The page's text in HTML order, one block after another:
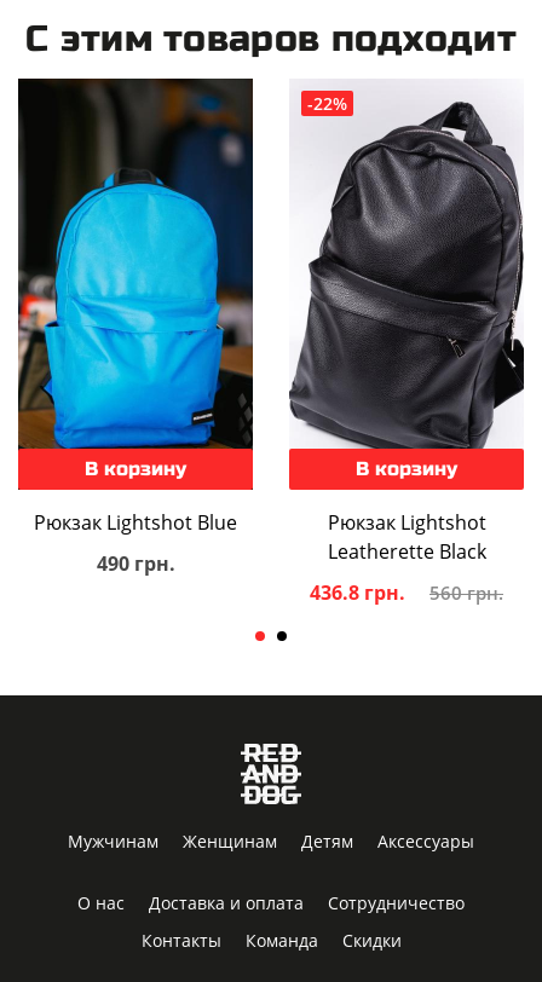
С этим товаров подходит
В корзину
Рюкзак Lightshot Blue
490 грн.
-22%
В корзину
Рюкзак Lightshot
Leatherette Black
436.8 грн.
560 грн.
Мужчинам Женщинам Детям Аксессуары
О нас Доставка и оплата
Сотрудничество
Контакты
Команда Скидки